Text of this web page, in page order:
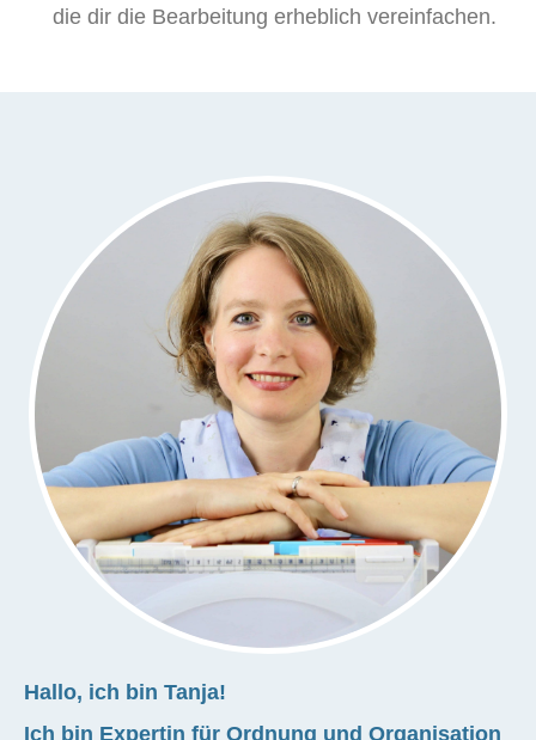
die dir die Bearbeitung erheblich vereinfachen.
Hallo, ich bin Tanja!
Ich bin Expertin für Ordnung und Organisation